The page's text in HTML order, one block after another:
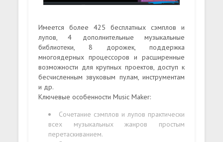
Имеется более 425 бесплатных сэмплов и
лупов, 4 дополнительные музыкальные
библиотеки, 8 дорожек, поддержка
многоядерных процессоров и расширенные
возможности для крупных проектов, доступ к
бесчисленным звуковым пулам, инструментам
и др.
Ключевые особенности Music Maker:
Сочетание сэмплов и лупов практически
всех музыкальных жанров простым
перетаскиванием.